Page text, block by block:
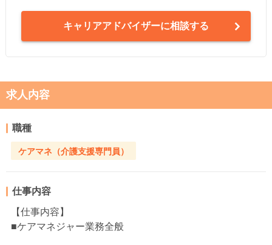
キャリアアドバイザーに相談する
求人内容
職種
ケアマネ（介護支援専門員）
仕事内容
【仕事内容】
■ケアマネジャー業務全般